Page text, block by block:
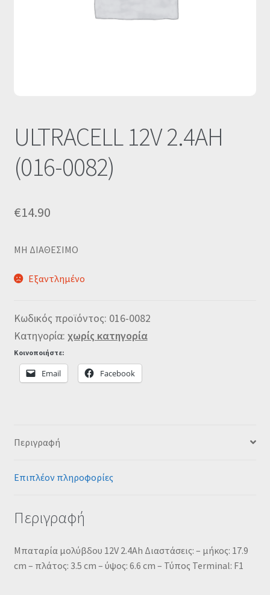
ULTRACELL 12V 2.4AH
(016-0082)
€14.90
MΗ ΔΙΑΘΕΣΙΜΟ
Εξαντλημένο
Κωδικός προϊόντος: 016-0082
Κατηγορία: χωρίς κατηγορία
Κοινοποιήστε:
Email Facebook
Περιγραφή
Επιπλέον πληροφορίες
Περιγραφή
Μπαταρία μολύβδου 12V 2.4Ah Διαστάσεις: – μήκος: 17.9
cm – πλάτος: 3.5 cm – ύψος: 6.6 cm – Τύπος Terminal: F1